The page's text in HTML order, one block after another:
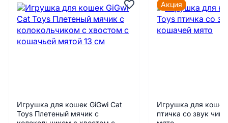
Игрушка для кошек GiGwi Cat
Toys Плетеный мячик с
Игрушка для кошек
птичка со звук
Акция